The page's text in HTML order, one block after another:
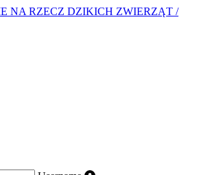
NA RZECZ DZIKICH ZWIERZĄT /